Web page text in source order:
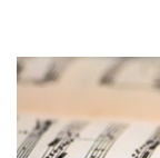
r
l